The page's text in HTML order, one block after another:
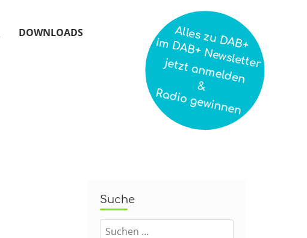
DOWNLOADS
Suche
Alles zu DAB+
im DAB+ Newsletter
jetzt anmelden
&
Radio gewinnen